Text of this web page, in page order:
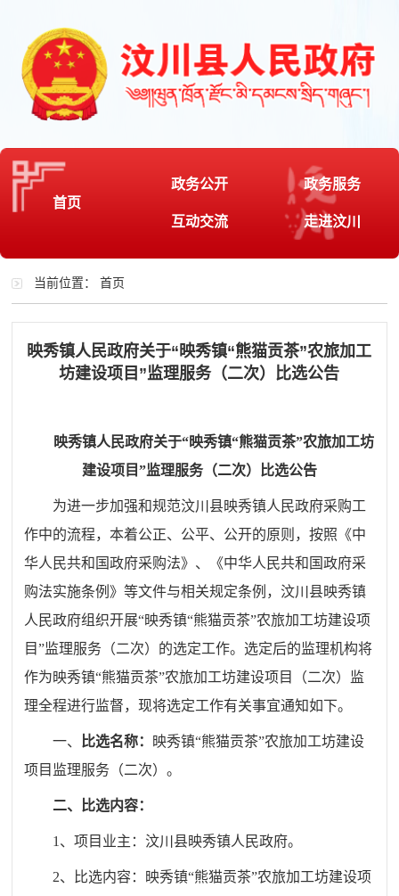
首页
政务公开 政务服务
互动交流 走进汶川
当前位置：首页
映秀镇人民政府关于“映秀镇“熊猫贡茶”农旅加工
坊建设项目”监理服务（二次）比选公告
映秀镇人民政府关于“映秀镇“熊猫贡茶”农旅加工坊
建设项目”监理服务（二次）比选公告
为进一步加强和规范汶川县映秀镇人民政府采购工
作中的流程，本着公正、公平、公开的原则，按照《中
华人民共和国政府采购法》、《中华人民共和国政府采
购法实施条例》等文件与相关规定条例，汶川县映秀镇
人民政府组织开展“映秀镇“熊猫贡茶”农旅加工坊建设项
目”监理服务（二次）的选定工作。选定后的监理机构将
作为映秀镇“熊猫贡茶”农旅加工坊建设项目（二次）监
理全程进行监督，现将选定工作有关事宜通知如下。
一、 比选名称：
映秀镇“熊猫贡茶”农旅加工坊建设
项目监理服务（二次）。
二、 比选内容：
1 、项目业主： 汶川县映秀镇人民政府。
2、 比选内容：
映秀镇“熊猫贡茶”农旅加工坊建设项